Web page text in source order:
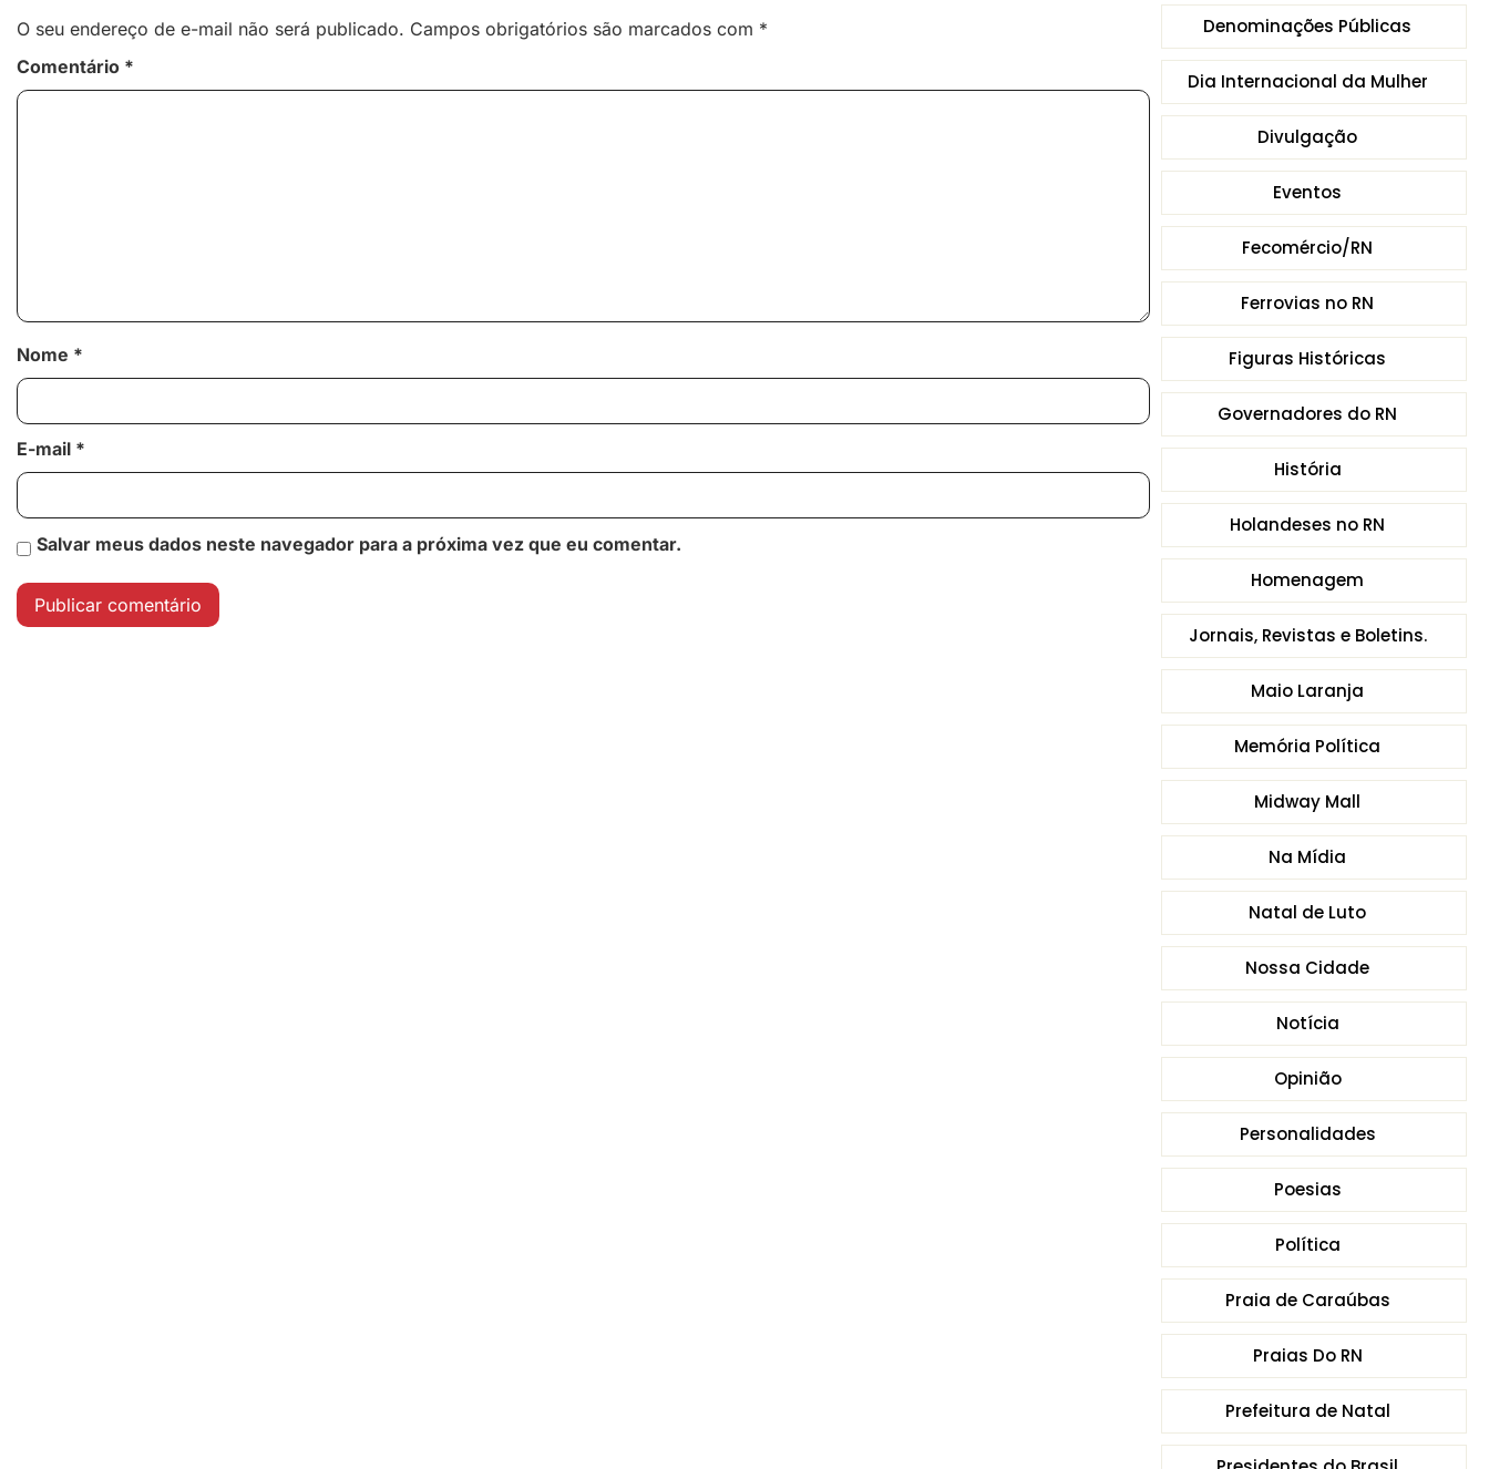
Denominações Públicas
Dia Internacional da Mulher
Divulgação
Eventos
Fecomércio/RN
Ferrovias no RN
Figuras Históricas
Governadores do RN
História
Holandeses no RN
Homenagem
Jornais, Revistas e Boletins.
Maio Laranja
Memória Política
Midway Mall
Na Mídia
Natal de Luto
Nossa Cidade
Notícia
Opinião
Personalidades
Poesias
Política
Praia de Caraúbas
Praias Do RN
Prefeitura de Natal
O seu endereço de e-mail não será publicado. Campos obrigatórios são marcados com *
Comentário *
Nome *
E-mail *
Salvar meus dados neste navegador para a próxima vez que eu comentar.